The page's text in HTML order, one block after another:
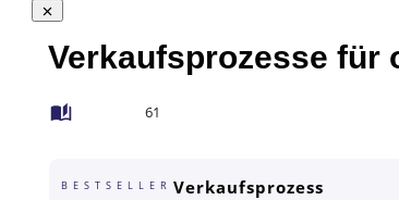
Verkaufsprozesse für
61
BESTSELLER Verkaufsprozess